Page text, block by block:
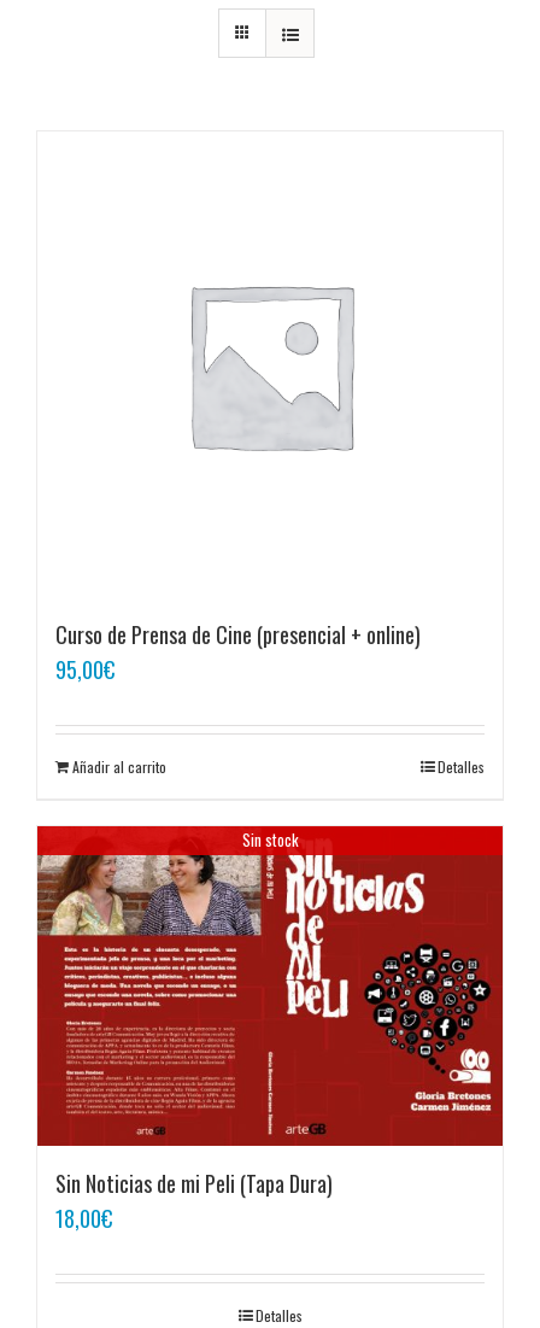
Curso de Prensa de Cine (presencial + online)
95,00€
Añadir al carrito Detalles
Sin stock
Sin Noticias de mi Peli (Tapa Dura)
18,00€
Detalles